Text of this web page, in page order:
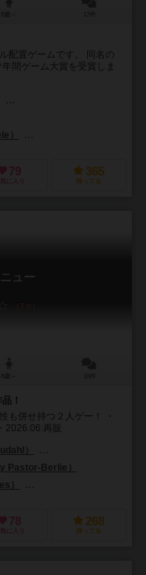
配置ゲームです。 同名の
間ゲーム大賞を受賞しま
）
79
気に入り
365
持ってる
ュー
7.0
！
も併せ持つ２人ゲー！ ・
2026.06:再販
）
Pastor-Berlie）
）
78
気に入り
268
持ってる